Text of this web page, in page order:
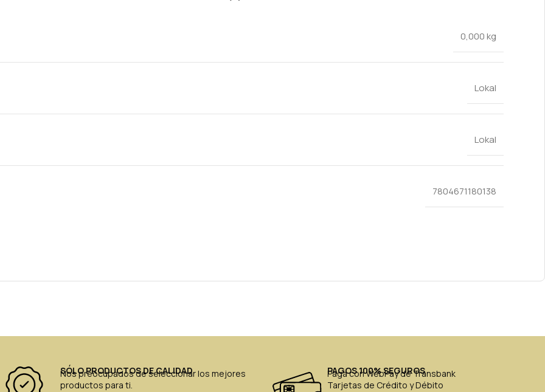
0,000 kg
Lokal
Lokal
7804671180138
SÓLO PRODUCTOS DE CALIDAD
Nos preocupados de seleccionar los mejores
productos para ti.
PAGOS 100% SEGUROS
Paga con WebPay de Transbank
Tarjetas de Crédito y Débito